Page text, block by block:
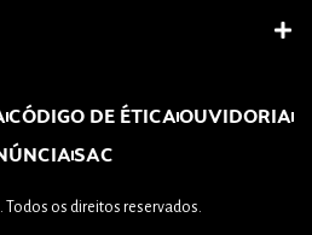
CÓDIGO DE ÉTICAOUVIDORIA
SAC
Todos os direitos reservados.